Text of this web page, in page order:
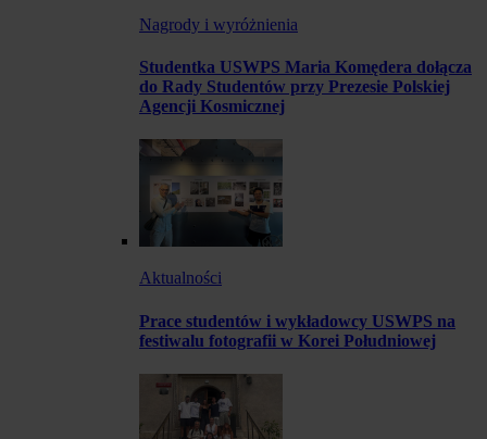
Nagrody i wyróżnienia
Studentka USWPS Maria Komędera dołącza
do Rady Studentów przy Prezesie Polskiej
Agencji Kosmicznej
Aktualności
Prace studentów i wykładowcy USWPS na
festiwalu fotografii w Korei Południowej